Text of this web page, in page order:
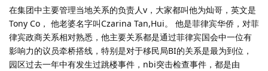
在集团中主要管理当地关系的负责人v，大家都叫他为灿哥，英文是
Tony Co， 他老婆名字叫Czarina Tan,Hui。 他是菲律宾华侨，对菲
律宾政商关系相对熟悉，他主要关系都是通过菲律宾国会中一位有
影响力的议员牵桥搭线，特别是对于移民局BI的关系是最为到位，
园区过去一年中有发生过跳楼事件，nbi突击检查事件，都是由